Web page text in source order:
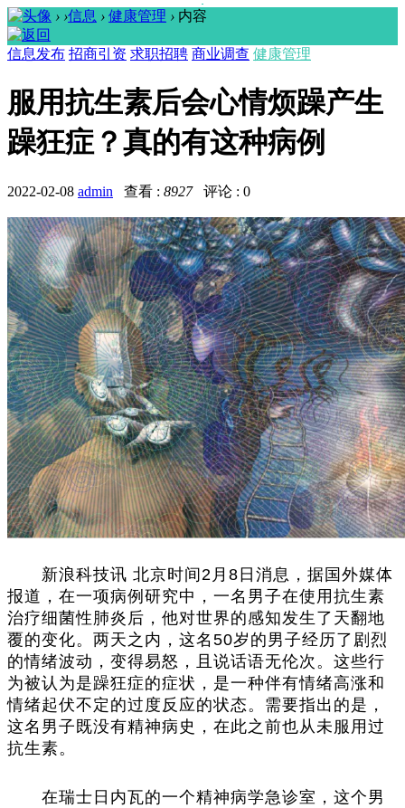
› ›信息 › 健康管理 › 内容
信息发布 招商引资 求职招聘 商业调查 健康管理
服用抗生素后会心情烦躁产生
躁狂症？真的有这种病例
2022-02-08 admin 查看 : 8927评论 : 0
新浪科技讯 北京时间2月8日消息，据国外媒体
报道，在一项病例研究中，一名男子在使用抗生素
治疗细菌性肺炎后，他对世界的感知发生了天翻地
覆的变化。两天之内，这名50岁的男子经历了剧烈
的情绪波动，变得易怒，且说话语无伦次。这些行
为被认为是躁狂症的症状，是一种伴有情绪高涨和
情绪起伏不定的过度反应的状态。需要指出的是，
这名男子既没有精神病史，在此之前也从未服用过
抗生素。
在瑞士日内瓦的一个精神病学急诊室，这个男